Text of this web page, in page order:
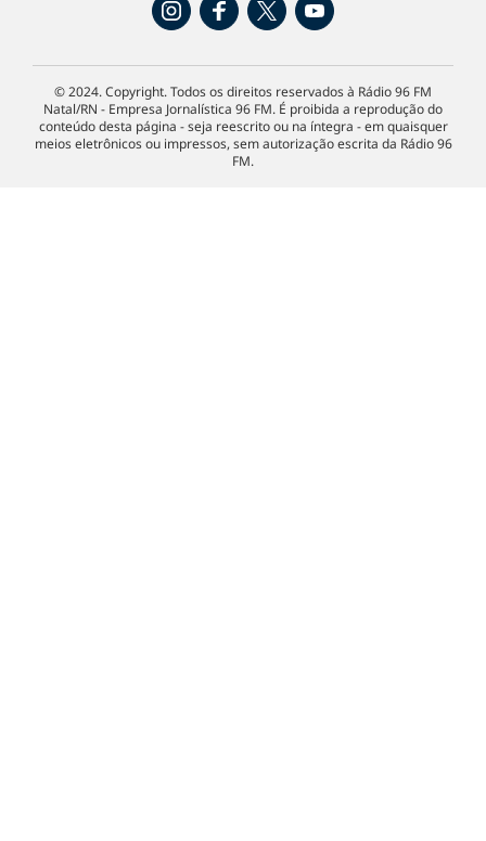
© 2024. Copyright. Todos os direitos reservados à Rádio 96 FM
Natal/RN - Empresa Jornalística 96 FM. É proibida a reprodução do
conteúdo desta página - seja reescrito ou na íntegra - em quaisquer
meios eletrônicos ou impressos, sem autorização escrita da Rádio 96
FM.